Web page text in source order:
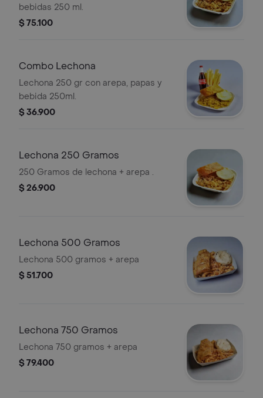
bebidas 250 ml.
$ 75.100
Combo Lechona
Lechona 250 gr con arepa, papas y
bebida 250ml.
$ 36.900
Lechona 250 Gramos
250 Gramos de lechona + arepa .
$ 26.900
Lechona 500 Gramos
Lechona 500 gramos + arepa
$ 51.700
Lechona 750 Gramos
Lechona 750 gramos + arepa
$ 79.400